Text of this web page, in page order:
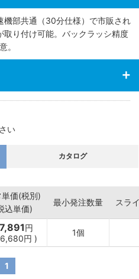
機部共通（30分仕様）で市販され
り付け可能。バックラッシ精度
。
い
カタログ
価(税別)
込単価)
最小発注数量 スラ
円
円 )
1個
1